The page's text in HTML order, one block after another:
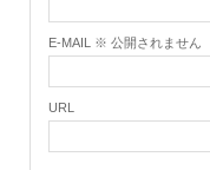
E-MAIL ※ 公開されません
URL